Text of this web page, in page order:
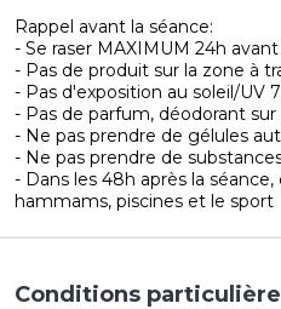
Rappel avant la séance:
- Se raser MAXIMUM 24h
- Pas de produit sur la zone à
- Pas d'exposition au soleil/UV
- Pas de parfum, déodorant
- Ne pas prendre de gélules
- Ne pas prendre de
- Dans les 48h après la
hammams, piscines et le sport
Conditions